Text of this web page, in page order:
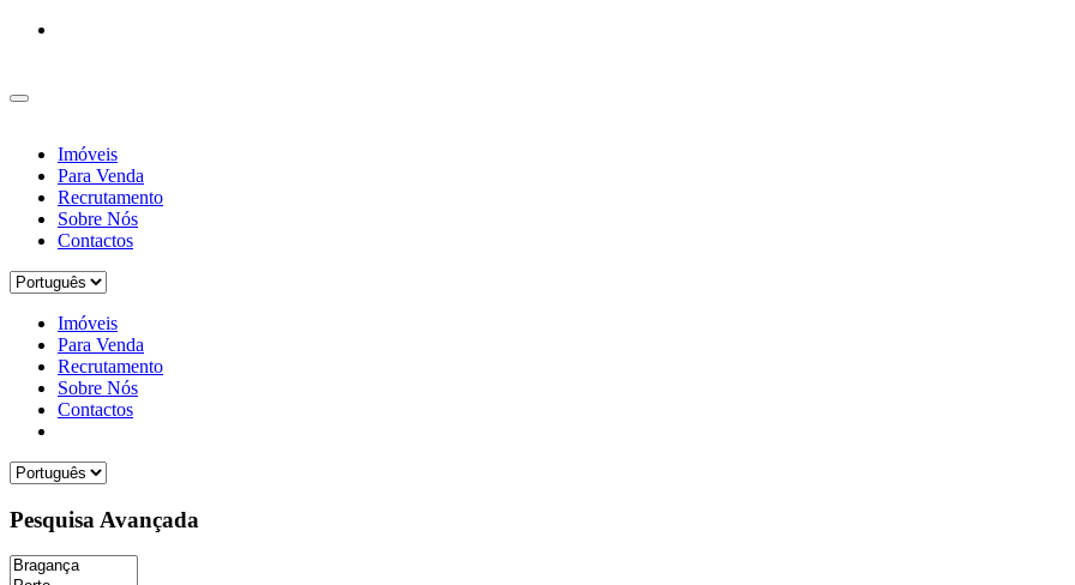
Imóveis
Para Venda
Recrutamento
Sobre Nós
Contactos
Imóveis
Para Venda
Recrutamento
Sobre Nós
Contactos
Pesquisa Avançada